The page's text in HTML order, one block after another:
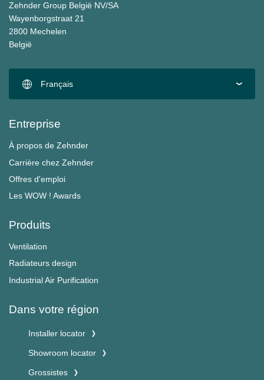
Zehnder Group België NV/SA
Wayenborgstraat 21
2800 Mechelen
België
Français
Entreprise
À propos de Zehnder
Carrière chez Zehnder
Offres d'emploi
Les WOW ! Awards
Produits
Ventilation
Radiateurs design
Industrial Air Purification
Dans votre région
Installer locator
Showroom locator
Grossistes